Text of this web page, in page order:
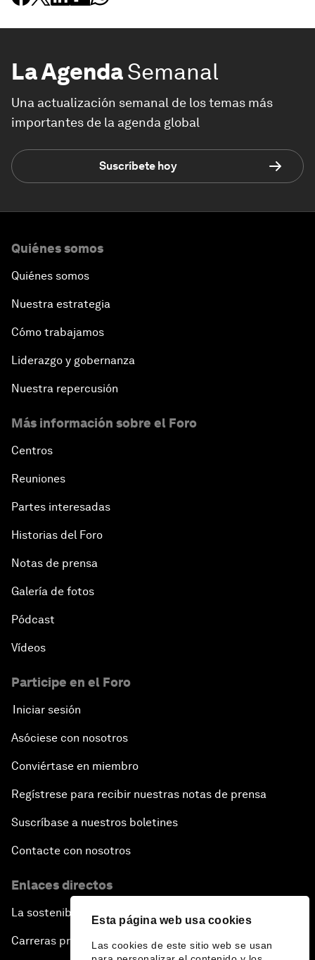
Esta página web usa cookies
Las cookies de este sitio web se usan
La AgendaSemanal
Una actualización semanal de los temas más
importantes de la agenda global
Suscríbete hoy
Quiénes somos
Quiénes somos
Nuestra estrategia
Cómo trabajamos
Liderazgo y gobernanza
Nuestra repercusión
Más información sobre el Foro
Centros
Reuniones
Partes interesadas
Historias del Foro
Notas de prensa
Galería de fotos
Pódcast
Vídeos
Participe en el Foro
Iniciar sesión
Asóciese con nosotros
Conviértase en miembro
Regístrese para recibir nuestras notas de prensa
Suscríbase a nuestros boletines
Contacte con nosotros
Enlaces directos
La sostenibilidad en el Foro
Carreras profesionales